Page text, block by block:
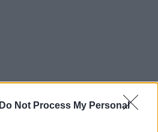
Do Not Process My Personal